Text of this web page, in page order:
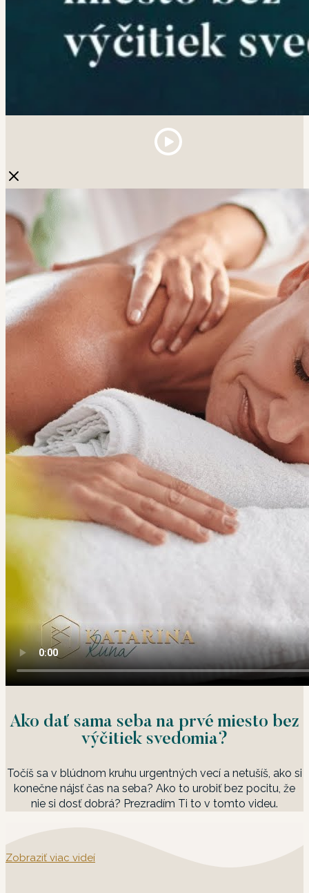
Ako dať sama seba na prvé miesto bez
výčitiek svedomia?
Točíš sa v blúdnom kruhu urgentných vecí a netušíš, ako si
konečne nájsť čas na seba? Ako to urobiť bez pocitu, že
nie si dosť dobrá? Prezradím Ti to v tomto videu.
Zobraziť viac videí